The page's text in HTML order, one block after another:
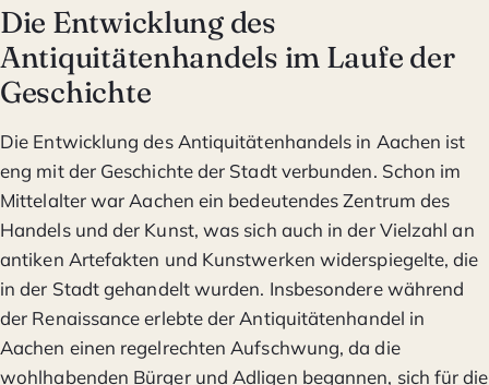
Die Entwicklung des
Antiquitätenhandels im Laufe der
Geschichte
Die Entwicklung des Antiquitätenhandels in Aachen ist
eng mit der Geschichte der Stadt verbunden. Schon im
Mittelalter war Aachen ein bedeutendes Zentrum des
Handels und der Kunst, was sich auch in der Vielzahl an
antiken Artefakten und Kunstwerken widerspiegelte, die
in der Stadt gehandelt wurden. Insbesondere während
der Renaissance erlebte der Antiquitätenhandel in
Aachen einen regelrechten Aufschwung, da die
wohlhabenden Bürger und Adligen begannen, sich für die